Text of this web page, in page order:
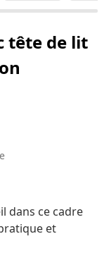
tête de lit
dans ce cadre
et